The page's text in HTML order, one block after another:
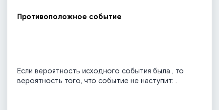
Противоположное событие
Если вероятность исходного события была , то
вероятность того, что событие не наступит: .